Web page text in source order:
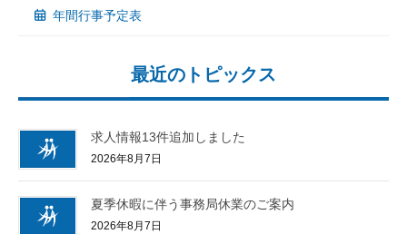
年間行事予定表
最近のトピックス
求人情報13件追加しました
2026年8月7日
夏季休暇に伴う事務局休業のご案内
2026年8月7日